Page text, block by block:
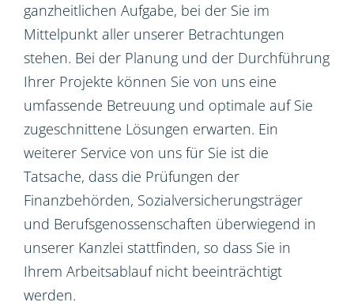
ganzheitlichen Aufgabe, bei der Sie im
Mittelpunkt aller unserer Betrachtungen
stehen. Bei der Planung und der Durchführung
Ihrer Projekte können Sie von uns eine
umfassende Betreuung und optimale auf Sie
zugeschnittene Lösungen erwarten. Ein
weiterer Service von uns für Sie ist die
Tatsache, dass die Prüfungen der
Finanzbehörden, Sozialversicherungsträger
und Berufsgenossenschaften überwiegend in
unserer Kanzlei stattfinden, so dass Sie in
Ihrem Arbeitsablauf nicht beeinträchtigt
werden.